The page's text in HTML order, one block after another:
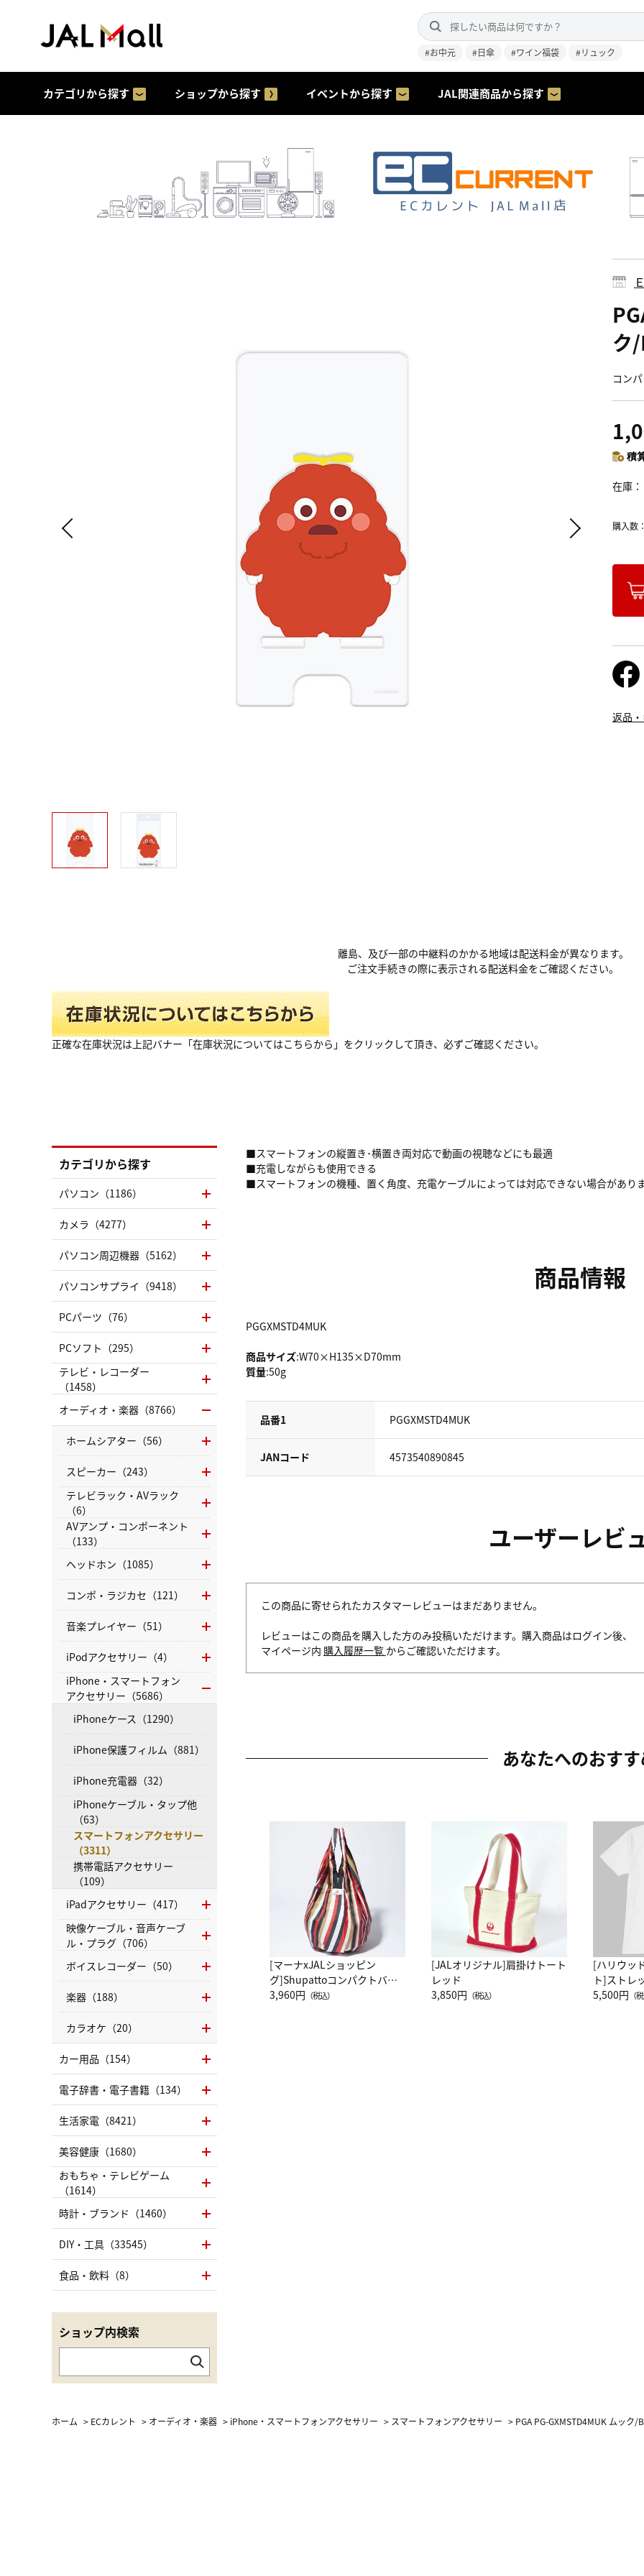
#お中元 #日傘 #ワイン福袋 #リュック
カテゴリから探す ショップから探す イベントから探す JAL関連商品から探す
ク
コン
積
在庫
購入数
返品
離島、及び一部の中継料のかかる地域は配送料金が異なります。
ご注文手続きの際に表示される配送料金をご確認ください。
正確な在庫状況は上記バナー「在庫状況についてはこちらから」をクリックして頂き、必ずご確認ください。
■スマートフォンの縦置き･横置き両対応で動画の視聴などにも最適
■充電しながらも使用できる
■スマートフォンの機種、置く角度、充電ケーブルによっては対応できない場合があり
商品情報
PGGXMSTD4MUK
商品サイズ:W70×H135×D70mm
質量:50g
品番1 PGGXMSTD4MUK
JANコード 4573540890845
ユーザーレビ
この商品に寄せられたカスタマーレビューはまだありません。
レビューはこの商品を購入した方のみ投稿いただけます。購入商品はログイン後、
マイページ内 購入履歴一覧 からご確認いただけます。
あなたへのおす
[マーナxJALショッピン
グ]Shupattoコンパクトバッ
グ Drop JAL客室乗務員
3,960円 （税込）
[JALオリジナル]肩掛けトート
レッド
3,850円 （税込）
[ハリウッ
ト]ストレ
ーネック
5,500円 （
カテゴリから探す
パソコン（1186）
カメラ（4277）
パソコン周辺機器（5162）
パソコンサプライ（9418）
PCパーツ（76）
PCソフト（295）
テレビ・レコーダー
（1458）
オーディオ・楽器（8766）
ホームシアター（56）
スピーカー（243）
テレビラック・AVラック
（6）
AVアンプ・コンポーネント
（133）
ヘッドホン（1085）
コンポ・ラジカセ（121）
音楽プレイヤー（51）
iPodアクセサリー（4）
iPhone・スマートフォン
アクセサリー（5686）
iPhoneケース（1290）
iPhone保護フィルム（881）
iPhone充電器（32）
iPhoneケーブル・タップ他
（63）
スマートフォンアクセサリー
（3311）
携帯電話アクセサリー
（109）
iPadアクセサリー（417）
映像ケーブル・音声ケーブ
ル・プラグ（706）
ボイスレコーダー（50）
楽器（188）
カラオケ（20）
カー用品（154）
電子辞書・電子書籍（134）
生活家電（8421）
美容健康（1680）
おもちゃ・テレビゲーム
（1614）
時計・ブランド（1460）
DIY・工具（33545）
食品・飲料（8）
ショップ内検索
ホーム > ECカレント > オーディオ・楽器 > iPhone・スマートフォンアクセサリー > スマートフォンアクセサリー > PGA PG-GXMSTD4MUK ムック